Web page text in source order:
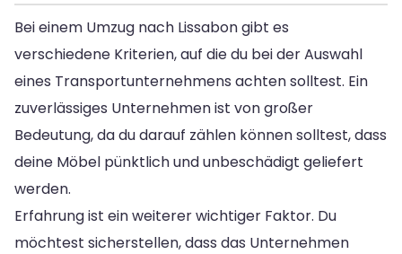
Bei einem Umzug nach Lissabon gibt es
verschiedene Kriterien, auf die du bei der Auswahl
eines Transportunternehmens achten solltest. Ein
zuverlässiges Unternehmen ist von großer
Bedeutung, da du darauf zählen können solltest, dass
deine Möbel pünktlich und unbeschädigt geliefert
werden.
Erfahrung ist ein weiterer wichtiger Faktor. Du
möchtest sicherstellen, dass das Unternehmen